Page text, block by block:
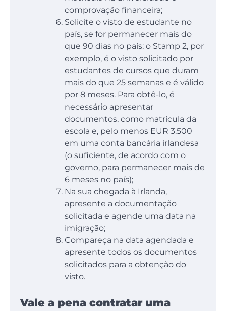
comprovação financeira;
Solicite o visto de estudante no
país, se for permanecer mais do
que 90 dias no país: o Stamp 2, por
exemplo, é o visto solicitado por
estudantes de cursos que duram
mais do que 25 semanas e é válido
por 8 meses. Para obtê-lo, é
necessário apresentar
documentos, como matrícula da
escola e, pelo menos EUR 3.500
em uma conta bancária irlandesa
(o suficiente, de acordo com o
governo, para permanecer mais de
6 meses no país);
Na sua chegada à Irlanda,
apresente a documentação
solicitada e agende uma data na
imigração;
Compareça na data agendada e
apresente todos os documentos
solicitados para a obtenção do
visto.
Vale a pena contratar uma